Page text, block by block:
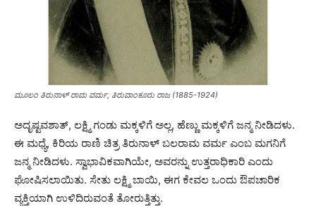
ಮೂಲಂ ತಿರುನಾಳ್ ರಾಮ ವರ್ಮ, ತಿರುವಾಂಕೂರು ರಾಜ (1885-1924)
ಅದೃಷ್ಟವಶಾತ್, ಲಕ್ಷ್ಮಿ ಗಂಡು ಮಕ್ಕಳಿಗೆ ಅಲ್ಲ, ಹೆಣ್ಣು ಮಕ್ಕಳಿಗೆ ಜನ್ಮ ನೀಡಿದಳು.
ಈ ಮಧ್ಯೆ, ಕಿರಿಯ ರಾಣಿ ಚಿತ್ರ ತಿರುನಾಳ್ ಬಲರಾಮ ವರ್ಮ ಎಂಬ ಮಗನಿಗೆ
ಜನ್ಮ ನೀಡಿದಳು. ಸ್ವಾಭಾವಿಕವಾಗಿಯೇ, ಅವರನ್ನು ಉತ್ತರಾಧಿಕಾರಿ ಎಂದು
ಘೋಷಿಸಲಾಯಿತು. ಸೇತು ಲಕ್ಷ್ಮಿ ಬಾಯಿ, ಈಗ ಕೇವಲ ಒಂದು ಔಪಚಾರಿಕ
ವ್ಯಕ್ತಿಯಾಗಿ ಉಳಿದಿರುವಂತೆ ತೋರುತ್ತಿತ್ತು.